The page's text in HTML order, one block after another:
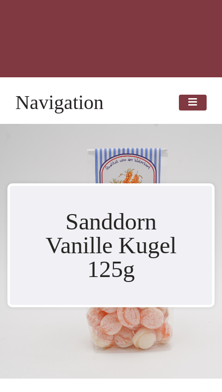
Navigation
Sanddorn
Vanille Kugel
125g